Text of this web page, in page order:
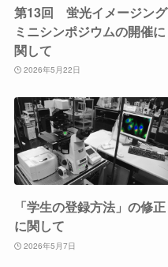
第13回 蛍光イメージング
ミニシンポジウムの開催に
関して
2026年5月22日
「学生の登録方法」の修正
に関して
2026年5月7日